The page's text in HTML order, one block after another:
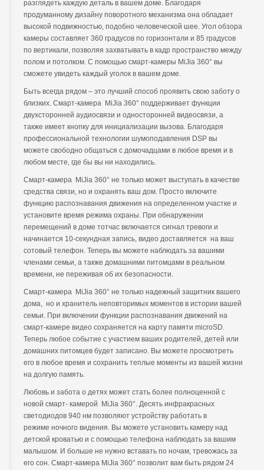
разглядеть каждую деталь в вашем доме. Благодаря
продуманному дизайну поворотного механизма она обладает
высокой подвижностью, подобно человеческой шее. Угол обзора
камеры составляет 360 градусов по горизонтали и 85 градусов
по вертикали, позволяя захватывать в кадр пространство между
полом и потолком. С помощью смарт-камеры MiJia 360° вы
сможете увидеть каждый уголок в вашем доме.
Быть всегда рядом – это лучший способ проявить свою заботу о
близких. Смарт-камера MiJia 360° поддерживает функции
двухсторонней аудиосвязи и односторонней видеосвязи, а
также имеет кнопку для инициализации вызова. Благодаря
профессиональной технологии шумоподавления DSP вы
можете свободно общаться с домочадцами в любое время и в
любом месте, где бы вы ни находились.
Смарт-камера MiJia 360° не только может выступать в качестве
средства связи, но и охранять ваш дом. Просто включите
функцию распознавания движения на определенном участке и
установите время режима охраны. При обнаружении
перемещений в доме тотчас включается сигнал тревоги и
начинается 10-секундная запись, видео доставляется на ваш
сотовый телефон. Теперь вы можете наблюдать за вашими
членами семьи, а также домашними питомцами в реальном
времени, не переживая об их безопасности.
Смарт-камера MiJia 360° не только надежный защитник вашего
дома, но и хранитель неповторимых моментов в истории вашей
семьи. При включении функции распознавания движений на
смарт-камере видео сохраняется на карту памяти microSD.
Теперь любое событие с участием ваших родителей, детей или
домашних питомцев будет записано. Вы можете просмотреть
его в любое время и сохранить теплые моменты из вашей жизни
на долгую память.
Любовь и забота о детях может стать более полноценной с
новой смарт- камерой MiJia 360°. Десять инфракрасных
светодиодов 940 нм позволяют устройству работать в
режиме ночного видения. Вы можете установить камеру над
детской кроватью и с помощью телефона наблюдать за вашим
малышом. И больше не нужно вставать по ночам, тревожась за
его сон. Смарт-камера MiJia 360° позволит вам быть рядом 24